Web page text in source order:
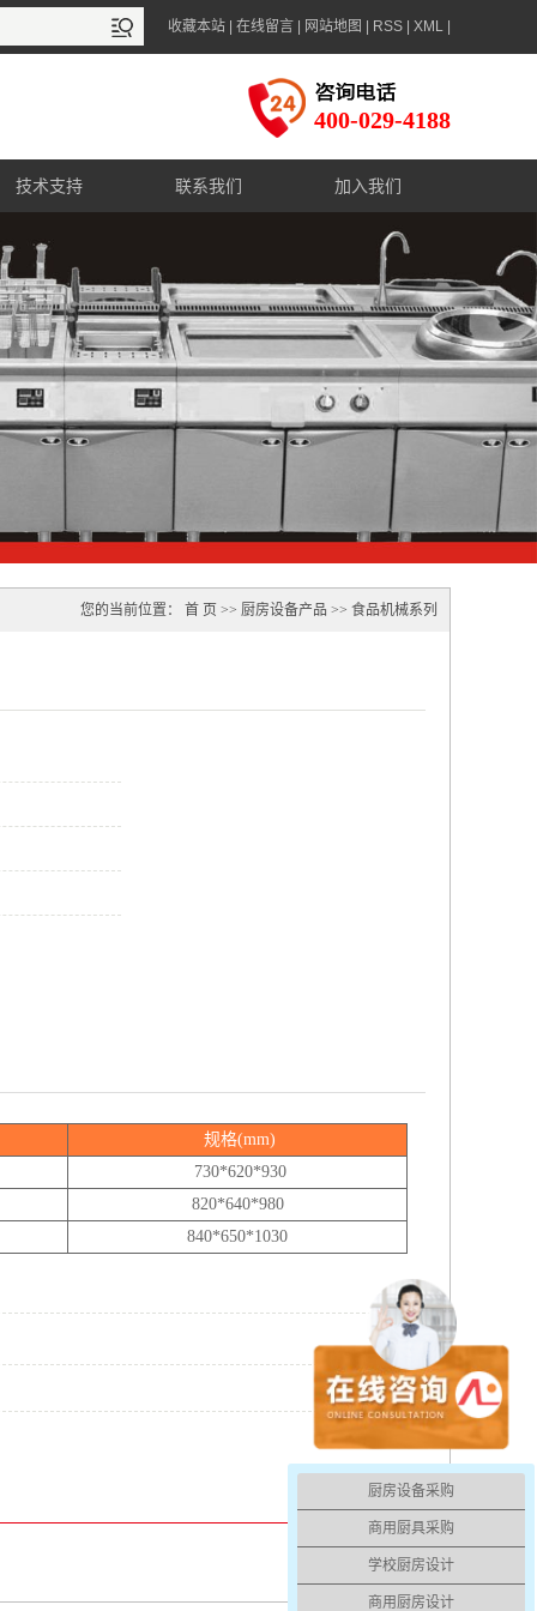
收藏本站 在线留言 网站地图 RSS XML
400-029-4188
技术支持
资料下载
联系我们
在线咨询
加入我们
您的当前位置： 首 页 >> 厨房设备产品 >> 食品机械系列
规格(mm)
730*620*930
820*640*980
840*650*1030
厨房设备采购
商用厨具采购
学校厨房设计
商用厨房设计